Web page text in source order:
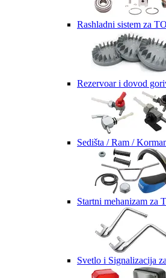
Rashladni sistem za
Rezervoar i dovod
Sedišta / Ram /
Startni mehanizam za
Svetlo i Signalizacija